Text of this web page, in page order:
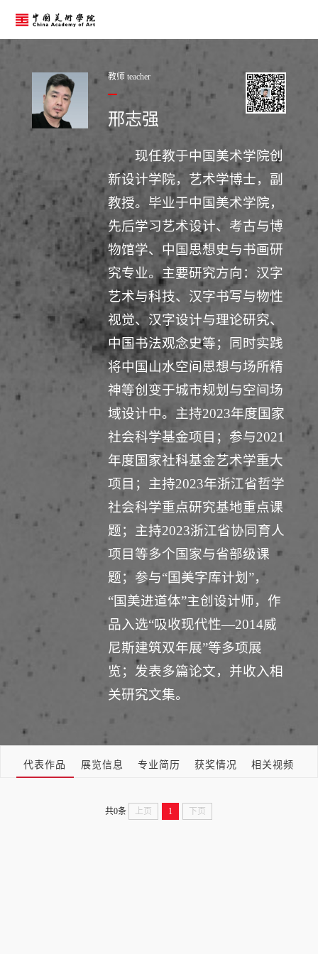
教师 teacher
邢志强
现任教于中国美术学院创
新设计学院，艺术学博士，副
教授。毕业于中国美术学院，
先后学习艺术设计、考古与博
物馆学、中国思想史与书画研
究专业。主要研究方向：汉字
艺术与科技、汉字书写与物性
视觉、汉字设计与理论研究、
中国书法观念史等；同时实践
将中国山水空间思想与场所精
神等创变于城市规划与空间场
域设计中。主持2023年度国家
社会科学基金项目；参与2021
年度国家社科基金艺术学重大
项目；主持2023年浙江省哲学
社会科学重点研究基地重点课
题；主持2023浙江省协同育人
项目等多个国家与省部级课
题；参与“国美字库计划”，
“国美进道体”主创设计师，作
品入选“吸收现代性—2014威
尼斯建筑双年展”等多项展
览；发表多篇论文，并收入相
关研究文集。
代表作品 展览信息 专业简历 获奖情况 相关视频
共0条 上页 1 下页